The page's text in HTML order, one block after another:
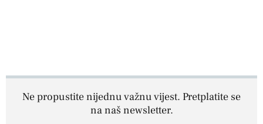
Ne propustite nijednu važnu vijest. Pretplatite se
na naš newsletter.